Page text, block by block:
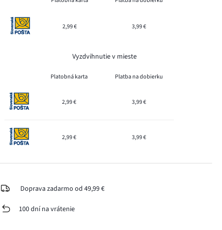
2,99 € 3,99 €
Vyzdvihnutie v mieste
Platobná karta Platba na dobierku
2,99 € 3,99 €
2,99 € 3,99 €
Doprava zadarmo od 49,99 €
100 dní na vrátenie